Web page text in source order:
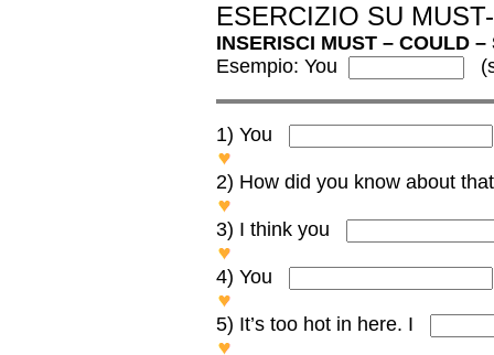
ESERCIZIO SU
INSERISCI MUST – COULD
Esempio: You
1) You
2) How did you know about
3) I think you
4) You
5) It’s too hot in here. I